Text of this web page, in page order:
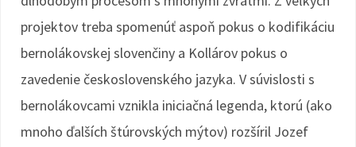
projektov treba spomenúť aspoň pokus o kodifikáciu
bernolákovskej slovenčiny a Kollárov pokus o
zavedenie československého jazyka. V súvislosti s
bernolákovcami vznikla iniciačná legenda, ktorú (ako
mnoho ďalších štúrovských mýtov) rozšíril Jozef